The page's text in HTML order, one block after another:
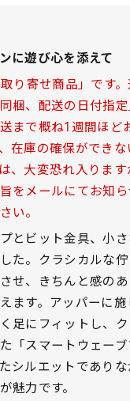
してください
に遊び心を添えて
り寄せ商品」です
同梱、配送の日付指
まで概ね1週間ほど
在庫の確保ができ
、大変恐れ入りま
をメールにてお知
い。
とビット金具、小
た。クラシカルな
せ、きちんと感の
ます。アッパーに
足にフィットし、
「スマートウェーブ
シルエットであり
魅力です。